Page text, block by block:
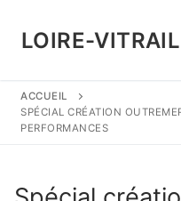
contenu
LOIRE-VITRAIL
Rechercher :
ACCUEIL
SPÉCIAL CRÉATION
PERFORMANCES